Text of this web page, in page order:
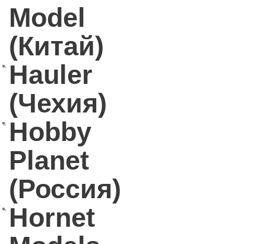
Model
(Китай)
Hauler
(Чехия)
Hobby
Planet
(Россия)
Hornet